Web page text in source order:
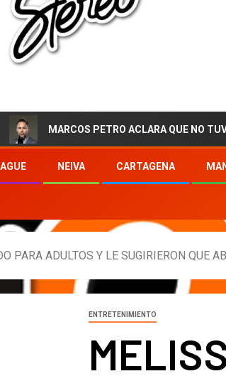
MARCOS PETRO ACLARA QUE NO TUVO QUE
NEIVA CARTAGENA
PARA ADULTOS Y LE SUGIRIERON QUE
ENTRETENIMIENTO